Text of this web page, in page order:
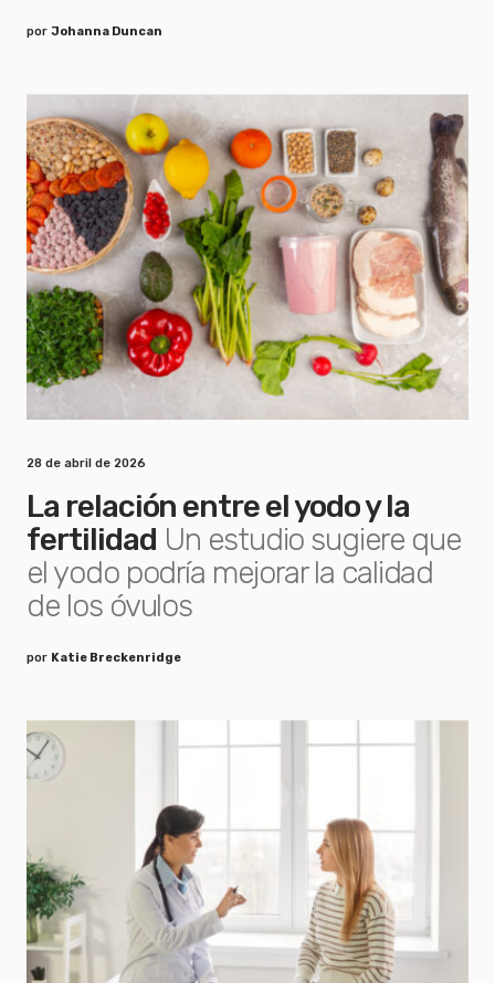
por Johanna Duncan
28 de abril de 2026
La relación entre el yodo y la
fertilidad Un estudio sugiere que
el yodo podría mejorar la calidad
de los óvulos
por Katie Breckenridge